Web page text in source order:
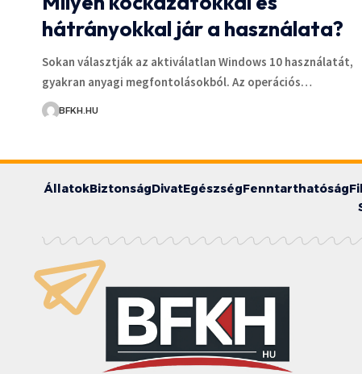
hátrányokkal jár a használata?
Sokan választják az aktiválatlan Windows 10 használatát,
gyakran anyagi megfontolásokból. Az operációs…
BFKH.HU
ÁllatokBiztonságDivatEgészségFenntarthatóság